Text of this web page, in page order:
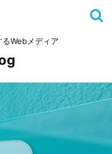
Webメディア